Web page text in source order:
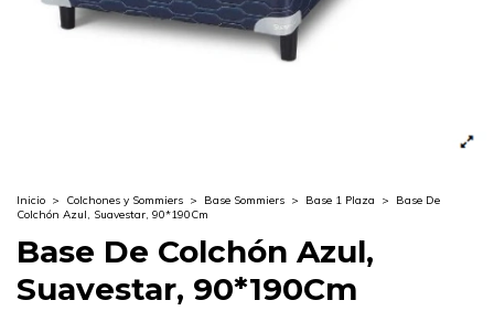
Inicio > Colchones y Sommiers > Base Sommiers > Base 1 Plaza >
Base De
Colchón Azul, Suavestar, 90*190Cm
Base De Colchón Azul,
Suavestar, 90*190Cm